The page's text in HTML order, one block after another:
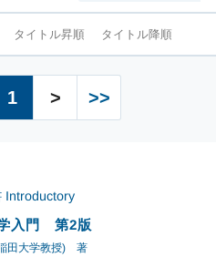
タイトル昇順 タイトル降順
1 > >>
入門 第2版
Introductory
田大学教授) 著